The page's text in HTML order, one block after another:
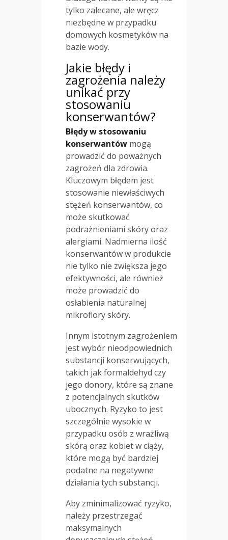
tylko zalecane, ale wręcz
niezbędne w przypadku
domowych kosmetyków na
bazie wody.
Jakie błędy i
zagrożenia należy
unikać przy
stosowaniu
konserwantów?
Błędy w stosowaniu
konserwantów mogą
prowadzić do poważnych
zagrożeń dla zdrowia.
Kluczowym błędem jest
stosowanie niewłaściwych
stężeń konserwantów, co
może skutkować
podrażnieniami skóry oraz
alergiami. Nadmierna ilość
konserwantów w produkcie
nie tylko nie zwiększa jego
efektywności, ale również
może prowadzić do
osłabienia naturalnej
mikroflory skóry.
Innym istotnym zagrożeniem
jest wybór nieodpowiednich
substancji konserwujących,
takich jak formaldehyd czy
jego donory, które są znane
z potencjalnych skutków
ubocznych. Ryzyko to jest
szczególnie wysokie w
przypadku osób z wrażliwą
skórą oraz kobiet w ciąży,
które mogą być bardziej
podatne na negatywne
działania tych substancji.
Aby zminimalizować ryzyko,
należy przestrzegać
maksymalnych